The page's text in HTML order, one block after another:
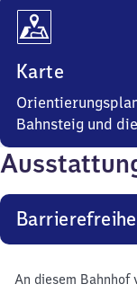
Karte
Bahnsteig und
An diesem Bahnhof